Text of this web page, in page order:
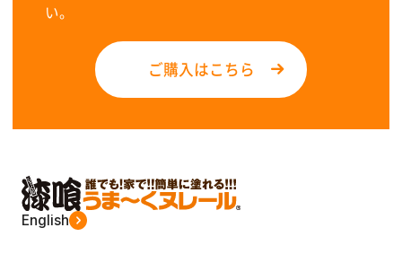
い。
ご購入はこちら
English